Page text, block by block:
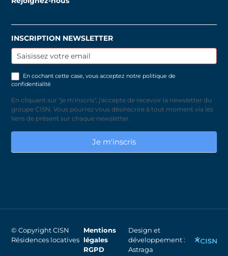
Inscription
newsletter
INSCRIPTION NEWSLETTER
En cochant cette case, vous acceptez notre politique de
confidentialité
En cliquant sur "je m'inscris", j'accepte de recevoir la newsletter du
groupe CISN. Vous pourrez vous désinscrire à tout moment via les
liens de présent sur chaque newsletter.
Je m'inscris
© Copyright CISN
Résidences locatives
Mentions
légales
RGPD
Design et
développement :
Astraga